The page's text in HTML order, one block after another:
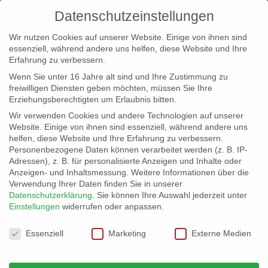
info@erfolgreich-events.de
+4940 46 777 230
Datenschutzeinstellungen
Wir nutzen Cookies auf unserer Website. Einige von ihnen sind
essenziell, während andere uns helfen, diese Website und Ihre
Erfahrung zu verbessern.
Wenn Sie unter 16 Jahre alt sind und Ihre Zustimmung zu
freiwilligen Diensten geben möchten, müssen Sie Ihre
Erziehungsberechtigten um Erlaubnis bitten.
Wir verwenden Cookies und andere Technologien auf unserer
Website. Einige von ihnen sind essenziell, während andere uns
helfen, diese Website und Ihre Erfahrung zu verbessern.
Personenbezogene Daten können verarbeitet werden (z. B. IP-
Adressen), z. B. für personalisierte Anzeigen und Inhalte oder
Anzeigen- und Inhaltsmessung. Weitere Informationen über die
Verwendung Ihrer Daten finden Sie in unserer
Datenschutzerklärung
Sie können Ihre Auswahl jederzeit unter
Einstellungen widerrufen oder anpassen.
Datenschutzeinstellungen
Essenziell Marketing Externe Medien